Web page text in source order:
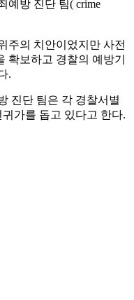
예방 진단 팀( crime
주의 치안이었지만 사전
확보하고 경찰의 예방기
.
진단 팀은 각 경찰서별
가를 돕고 있다고 한다.